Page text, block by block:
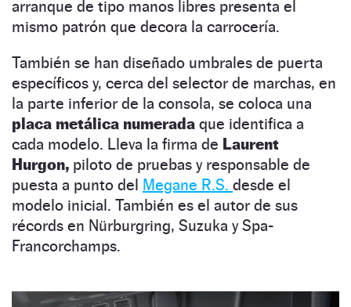
arranque de tipo manos libres presenta el
mismo patrón que decora la carrocería.
También se han diseñado umbrales de puerta
específicos y, cerca del selector de marchas, en
la parte inferior de la consola, se coloca una
placa metálica numerada que identifica a
cada modelo. Lleva la firma de Laurent
Hurgon, piloto de pruebas y responsable de
puesta a punto del Megane R.S. desde el
modelo inicial. También es el autor de sus
récords en Nürburgring, Suzuka y Spa-
Francorchamps.